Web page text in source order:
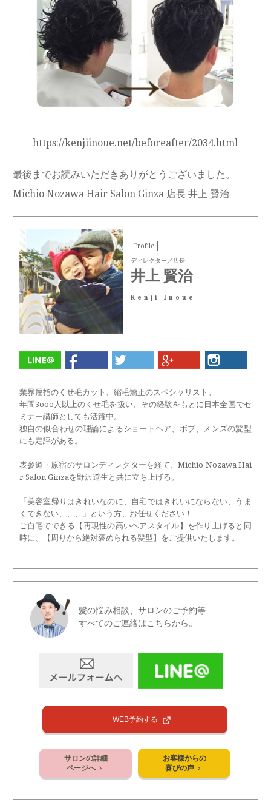
https://kenjiinoue.net/beforeafter/2034.html
最後までお読みいただきありがとうございました。
Michio Nozawa Hair Salon Ginza 店長 井上 賢治
Profile
ディレクター／店長
井上 賢治
Kenji Inoue
業界屈指のくせ毛カット、縮毛矯正のスペシャリスト。
年間3ooo人以上のくせ毛を扱い、その経験をもとに日本全国でセ
ミナー講師としても活躍中。
独自の似合わせの理論によるショートヘア、ボブ、メンズの髪型
にも定評がある。
表参道・原宿のサロンディレクターを経て、Michio Nozawa Hai
r Salon Ginzaを野沢道生と共に立ち上げる。
「美容室帰りはきれいなのに、自宅ではきれいにならない、うま
くできない、、、」という方、お任せください！
ご自宅でできる【再現性の高いヘアスタイル】を作り上げると同
時に、【周りから絶対褒められる髪型】をご提供いたします。
髪の悩み相談、サロンのご予約等
すべてのご連絡はこちらから。
WEB予約する
サロンの詳細
ページへ
お客様からの
喜びの声